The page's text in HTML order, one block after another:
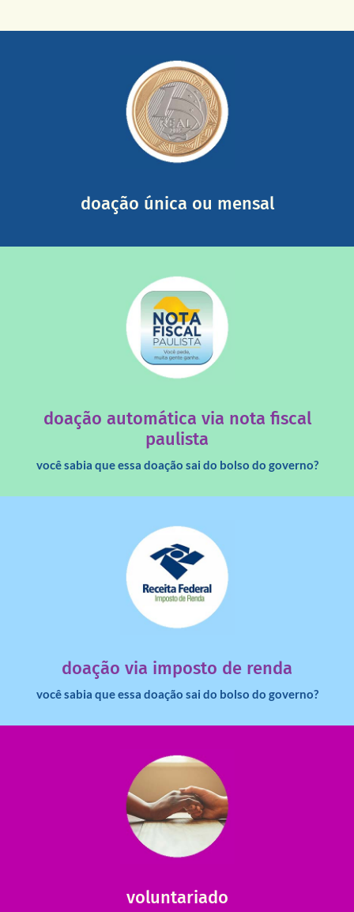
doação única ou mensal
mail mostrando tudo o que fizemos com a sua ajuda
somada a de outras pessoas.
saiba mais
doação automática via nota fiscal
paulista
você sabia que essa doação sai do bolso do governo?
saiba mais
doação via imposto de renda
você sabia que essa doação sai do bolso do governo?
dinheiro deixa de ir para o governo?
saiba mais
voluntariado
ajudar com certos assuntos. Entre em contato conosco e
saiba como nos ajudar.
saiba mais